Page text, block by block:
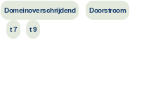
Domeinoverschrijdend Doorstroom
t 7 t 9